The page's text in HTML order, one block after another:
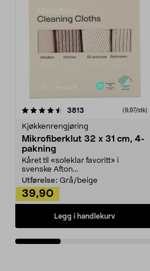
3813 anmeldelser(9,97/stk)
Kjøkkenrengjøring
Mikrofiberklut 32 x 31 cm, 4-
pakning
Kåret til «soleklar favoritt» i
svenske Afton...
Utførelse: Grå/beige
39,90
Legg i handlekurv
4.5av 5 stjerner